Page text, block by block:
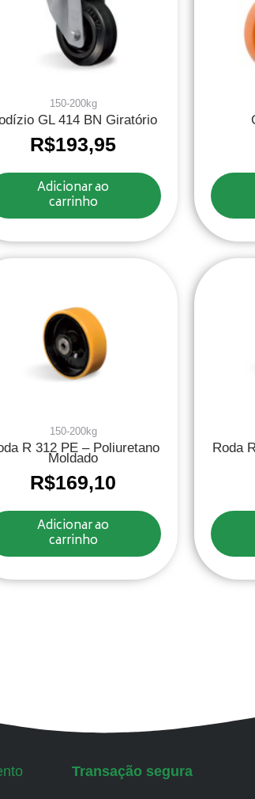
150-200kg
GL 414 BN Giratório
R$193,95
Adicionar ao
carrinho
150-200kg
R 312 PE – Poliuretano
Moldado
R$169,10
Adicionar ao
carrinho
Roda
Transação segura